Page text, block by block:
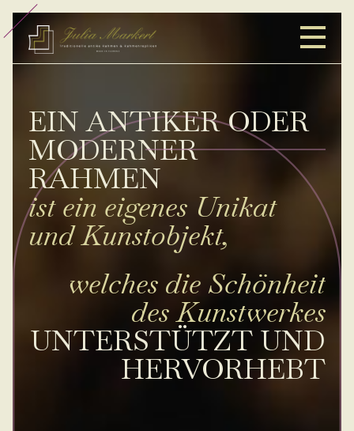
EIN ANTIKER ODER
MODERNER
RAHMEN
ist ein eigenes Unikat
und Kunstobjekt,
welches die Schönheit
des Kunstwerkes
UNTERSTÜTZT UND
HERVORHEBT